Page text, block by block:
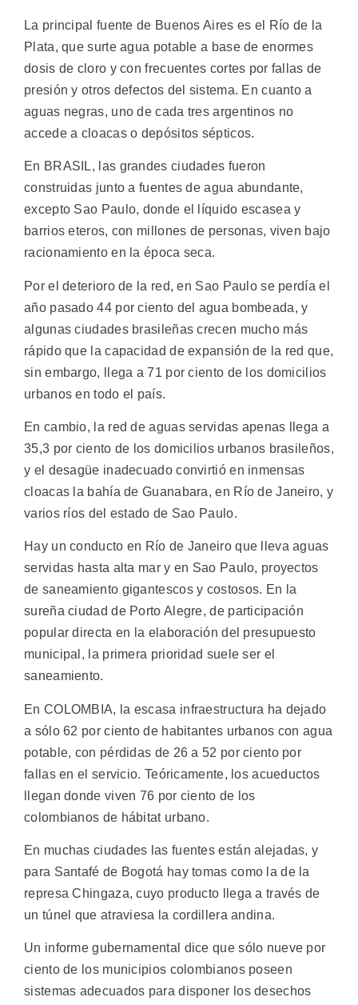
La principal fuente de Buenos Aires es el Río de la
Plata, que surte agua potable a base de enormes
dosis de cloro y con frecuentes cortes por fallas de
presión y otros defectos del sistema. En cuanto a
aguas negras, uno de cada tres argentinos no
accede a cloacas o depósitos sépticos.
En BRASIL, las grandes ciudades fueron
construidas junto a fuentes de agua abundante,
excepto Sao Paulo, donde el líquido escasea y
barrios eteros, con millones de personas, viven bajo
racionamiento en la época seca.
Por el deterioro de la red, en Sao Paulo se perdía el
año pasado 44 por ciento del agua bombeada, y
algunas ciudades brasileñas crecen mucho más
rápido que la capacidad de expansión de la red que,
sin embargo, llega a 71 por ciento de los domicilios
urbanos en todo el país.
En cambio, la red de aguas servidas apenas llega a
35,3 por ciento de los domicilios urbanos brasileños,
y el desagüe inadecuado convirtió en inmensas
cloacas la bahía de Guanabara, en Río de Janeiro, y
varios ríos del estado de Sao Paulo.
Hay un conducto en Río de Janeiro que lleva aguas
servidas hasta alta mar y en Sao Paulo, proyectos
de saneamiento gigantescos y costosos. En la
sureña ciudad de Porto Alegre, de participación
popular directa en la elaboración del presupuesto
municipal, la primera prioridad suele ser el
saneamiento.
En COLOMBIA, la escasa infraestructura ha dejado
a sólo 62 por ciento de habitantes urbanos con agua
potable, con pérdidas de 26 a 52 por ciento por
fallas en el servicio. Teóricamente, los acueductos
llegan donde viven 76 por ciento de los
colombianos de hábitat urbano.
En muchas ciudades las fuentes están alejadas, y
para Santafé de Bogotá hay tomas como la de la
represa Chingaza, cuyo producto llega a través de
un túnel que atraviesa la cordillera andina.
Un informe gubernamental dice que sólo nueve por
ciento de los municipios colombianos poseen
sistemas adecuados para disponer los desechos